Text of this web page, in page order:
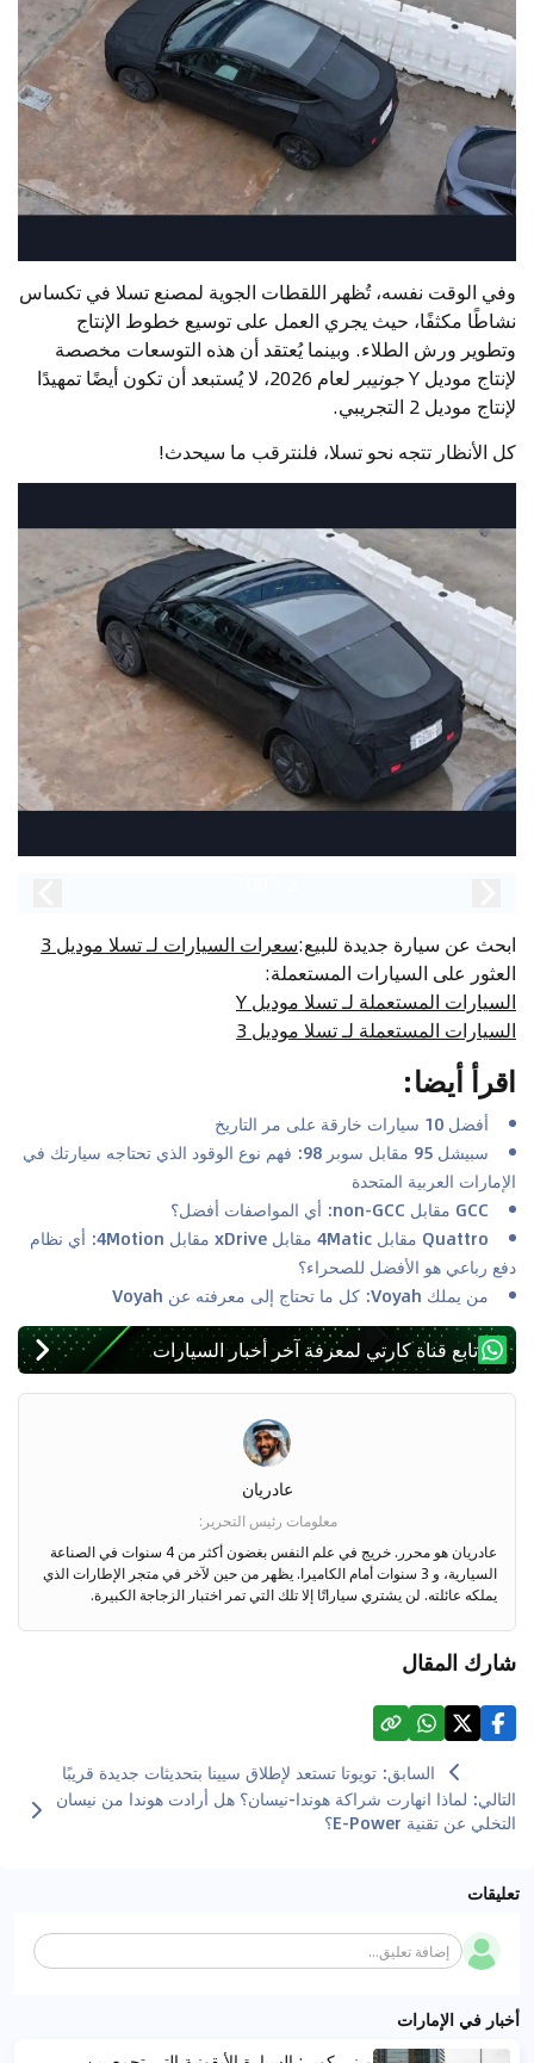
وفي الوقت نفسه، تُظهر اللقطات الجوية لمصنع تسلا في تكساس
نشاطًا مكثفًا، حيث يجري العمل على توسيع خطوط الإنتاج
وتطوير ورش الطلاء. وبينما يُعتقد أن هذه التوسعات مخصصة
لإنتاج موديل Y
جونيبر
لعام 2026، لا يُستبعد أن تكون أيضًا تمهيدًا
لإنتاج موديل 2 التجريبي.
كل الأنظار تتجه نحو تسلا، فلنترقب ما سيحدث!
ابحث عن سيارة جديدة للبيع:سعرات السيارات لـ تسلا موديل 3
العثور على السيارات المستعملة:
السيارات المستعملة لـ تسلا موديل Y
السيارات المستعملة لـ تسلا موديل 3
اقرأ أيضا:
أفضل 10 سيارات خارقة على مر التاريخ
سبيشل 95 مقابل سوبر 98: فهم نوع الوقود الذي تحتاجه سيارتك في
الإمارات العربية المتحدة
GCC مقابل non-GCC: أي المواصفات أفضل؟
Quattro مقابل 4Matic مقابل xDrive مقابل 4Motion: أي نظام
دفع رباعي هو الأفضل للصحراء؟
من يملك Voyah: كل ما تحتاج إلى معرفته عن Voyah
تابع قناة كارتي لمعرفة آخر أخبار السيارات
عادريان
معلومات رئيس التحرير :
عادريان هو محرر. خريج في علم النفس بغضون أكثر من 4 سنوات في الصناعة
السيارية، و 3 سنوات أمام الكاميرا. يظهر من حين لآخر في متجر الإطارات الذي
يملكه عائلته. لن يشتري سياراتًا إلا تلك التي تمر اختبار الزجاجة الكبيرة.
شارك المقال
السابق:تويوتا تستعد لإطلاق سيينا بتحديثات جديدة قريبًا
التالي: لماذا انهارت شراكة هوندا-نيسان؟ هل أرادت هوندا من نيسان
التخلي عن تقنية E-Power؟
تعليقات
إضافة تعليق...
أخبار في الإمارات